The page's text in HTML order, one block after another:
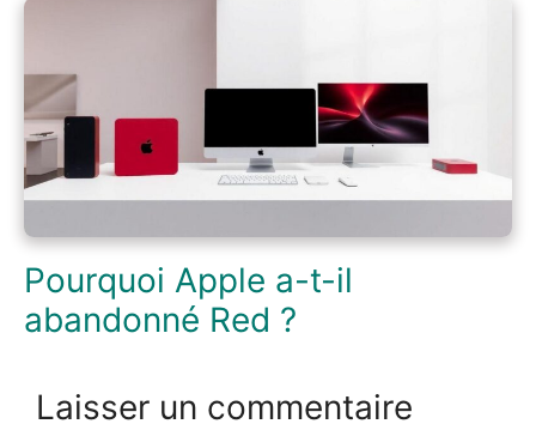
Pourquoi Apple a-t-il
abandonné Red ?
Laisser un commentaire